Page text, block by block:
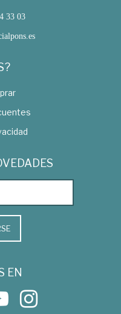
33 03
EN